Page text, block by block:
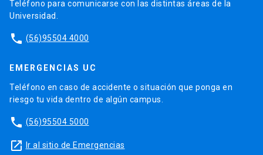
Teléfono para comunicarse con las distintas áreas de la
Universidad.
phone (56)95504 4000
EMERGENCIAS UC
Teléfono en caso de accidente o situación que ponga en
riesgo tu vida dentro de algún campus.
phone (56)95504 5000
launch Ir al sitio de Emergencias